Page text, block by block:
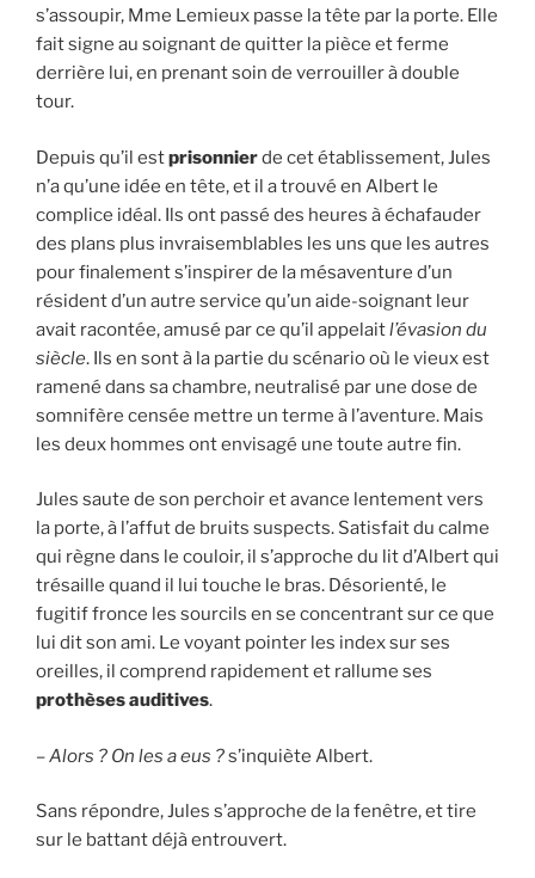
s’assoupir, Mme Lemieux passe la tête par la porte. Elle
fait signe au soignant de quitter la pièce et ferme
derrière lui, en prenant soin de verrouiller à double
tour.
Depuis qu’il estprisonnierde cet établissement, Jules
n’a qu’une idée en tête, et il a trouvé en Albert le
complice idéal. Ils ont passé des heures à échafauder
des plans plus invraisemblables les uns que les autres
pour finalement s’inspirer de la mésaventure d’un
résident d’un autre service qu’un aide-soignant leur
avait racontée, amusé par ce qu’il appelaitl’évasion du
siècle. Ils en sont à la partie du scénario où le vieux est
ramené dans sa chambre, neutralisé par une dose de
somnifère censée mettre un terme à l’aventure. Mais
les deux hommes ont envisagé une toute autre fin.
Jules saute de son perchoir et avance lentement vers
la porte, à l’affut de bruits suspects. Satisfait du calme
qui règne dans le couloir, il s’approche du lit d’Albert qui
trésaille quand il lui touche le bras. Désorienté, le
fugitif fronce les sourcils en se concentrant sur ce que
lui dit son ami. Le voyant pointer les index sur ses
oreilles, il comprend rapidement et rallume ses
prothèses auditives.
– Alors ? On les a eus ?s’inquiète Albert.
Sans répondre, Jules s’approche de la fenêtre, et tire
sur le battant déjà entrouvert.